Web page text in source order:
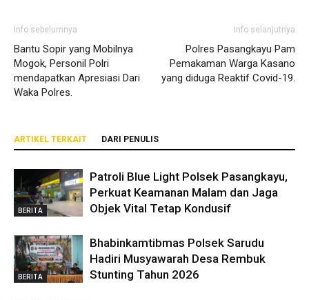
Info sebelumnya
Bantu Sopir yang Mobilnya
Mogok, Personil Polri
mendapatkan Apresiasi Dari
Waka Polres.
Info selanjutnya
Polres Pasangkayu Pam
Pemakaman Warga Kasano
yang diduga Reaktif Covid-19.
ARTIKEL TERKAIT DARI PENULIS
BERITA
Patroli Blue Light Polsek Pasangkayu,
Perkuat Keamanan Malam dan Jaga
Objek Vital Tetap Kondusif
BERITA
Bhabinkamtibmas Polsek Sarudu
Hadiri Musyawarah Desa Rembuk
Stunting Tahun 2026